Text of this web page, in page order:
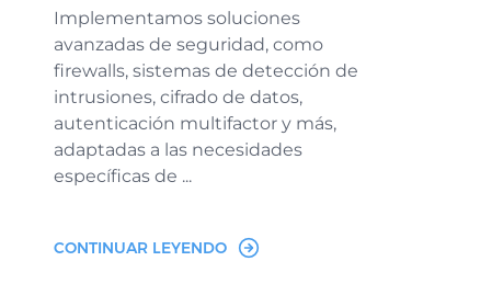
Implementamos soluciones
avanzadas de seguridad, como
firewalls, sistemas de detección de
intrusiones, cifrado de datos,
autenticación multifactor y más,
adaptadas a las necesidades
específicas de ...
CONTINUAR LEYENDO